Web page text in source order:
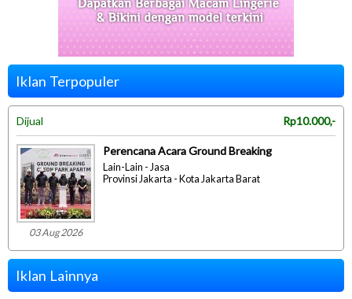
Iklan Terpopuler
Dijual Rp10.000,-
03 Aug 2026
Perencana Acara Ground Breaking
Lain-Lain - Jasa
Provinsi Jakarta - Kota Jakarta Barat
Iklan Lainnya